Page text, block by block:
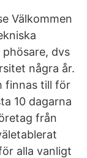
Välkommen
dvs
några år.
finnas till för
10 dagarna
från
alla vanligt